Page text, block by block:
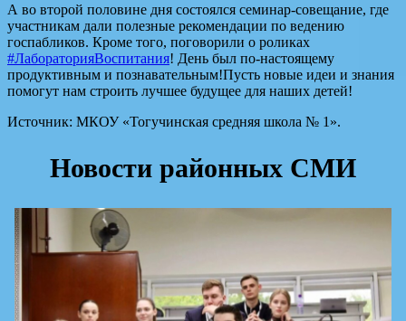
А во второй половине дня состоялся семинар-совещание, где
участникам дали полезные рекомендации по ведению
госпабликов. Кроме того, поговорили о роликах
#ЛабораторияВоспитания! День был по-настоящему
продуктивным и познавательным!Пусть новые идеи и знания
помогут нам строить лучшее будущее для наших детей!
Источник: МКОУ «Тогучинская средняя школа № 1».